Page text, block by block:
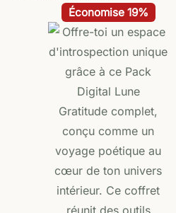
Économise 19%
Le
prix
initial
était :
45,70 €.
Le
prix
actuel
est :
36,90 €.